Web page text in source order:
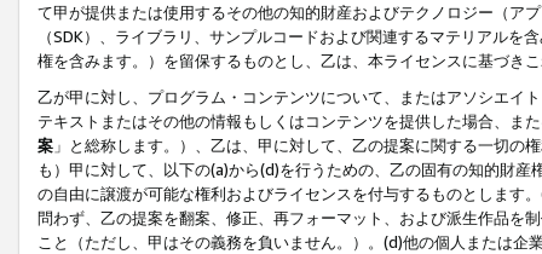
て甲が提供または使用するその他の知的財産およびテクノロジー（ア
（SDK）、ライブラリ、サンプルコードおよび関連するマテリアル
権を含みます。）を留保するものとし、乙は、本ライセンスに基づき
乙が甲に対し、プログラム・コンテンツについて、またはアソシエイ
テキストまたはその他の情報もしくはコンテンツを提供した場合、ま
案 」と総称します。）、乙は、甲に対して、乙の提案に関する一切
も）甲に対して、以下の(a)から(d)を行うための、乙の固有の知的財
の自由に譲渡が可能な権利およびライセンスを付与するものとします
問わず、乙の提案を翻案、修正、再フォーマット、および派生作品を
こと（ただし、甲はその義務を負いません。）。(d)他の個人または